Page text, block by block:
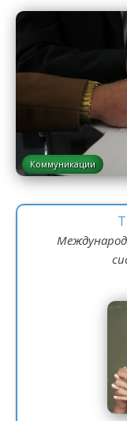
Коммуникации